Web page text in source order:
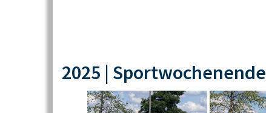
2025 | Sportwochenende